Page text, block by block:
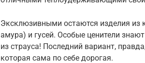
Эксклюзивными остаются изделия из
амура) и гусей. Особые ценители
из страуса! Последний вариант,
которая сама по себе дорогая.